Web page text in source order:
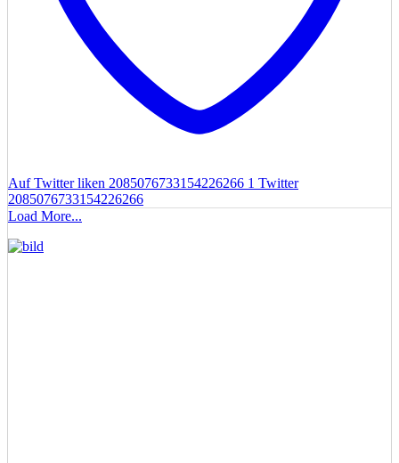
Auf Twitter liken 2085076733154226266 1 Twitter
2085076733154226266
Load More...